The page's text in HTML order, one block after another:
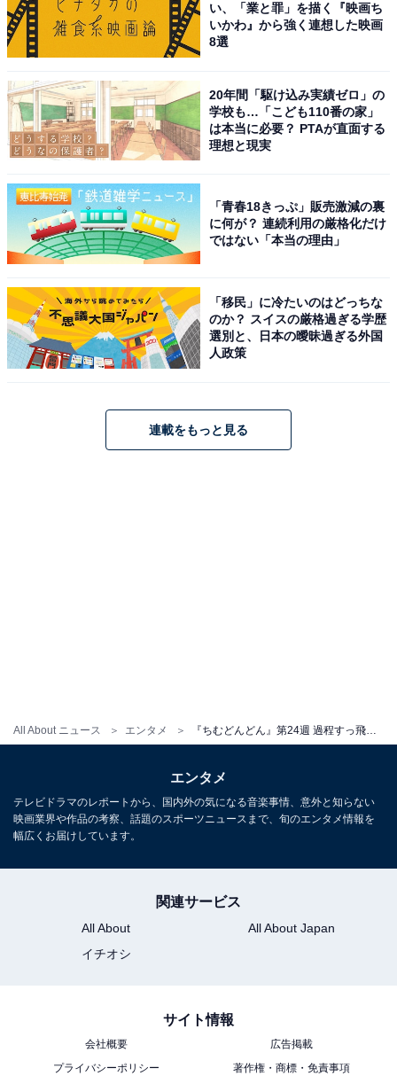
All About ニュース エンタメ
ばれた第24週。Twitterでは「智の『好きなわけよ』で少
しキュンとした」「好きなわけよ、からの歌子の目から
ては歌子が一等賞』以来のキュン」「お幸せに！」など
祝福の声が寄せられる一方、「結局、歌子の病名って何
だったんだ？」「歌子がレコード出す話はどこに行っ
た？」など気になる点へのツッコミも。
また、「いきなり送別会かぁ。矢作さんとも重子さんと
も何もなかったの？」「一週間だから仕方ないけど、必
なり送別会なので2ヶ月の過程は全く理解できず。プロ
セスプリーズ！」「肝心の主人公である暢子の成長が全
く見られない」「沖縄Uターンの理由が『ちむどんどん
『ちむどんどん』第23週 “ニーニー”竜星涼の漢気プロポ
『ちむどんどん』第22週 “矢作”井之脇海の決意に感動
も、生活を心配する声「既婚者なのに」「ヒロインはブ
『ちむどんどん』第21週 風呂敷広げ過ぎて回収しきれ
ず？ 掘り下げ＆描写不足に不満の声
い、「業と罪」を描く『映画ち
いかわ』から強く連想した映画
8選
20年間「駆け込み実績ゼロ」の
学校も…「こども110番の家」
は本当に必要？ PTAが直面する
理想と現実
「青春18きっぷ」販売激減の裏
に何が？ 連続利用の厳格化だけ
ではない「本当の理由」
「移民」に冷たいのはどっちな
のか？ スイスの厳格過ぎる学歴
選別と、日本の曖昧過ぎる外国
人政策
連載をもっと見る
エンタメ
テレビドラマのレポートから、国内外の気になる音楽事情、意外と知らない
映画業界や作品の考察、話題のスポーツニュースまで、旬のエンタメ情報を
幅広くお届けしています。
関連サービス
All About
All About Japan
イチオシ
サイト情報
会社概要
広告掲載
プライバシーポリシー
著作権・商標・免責事項